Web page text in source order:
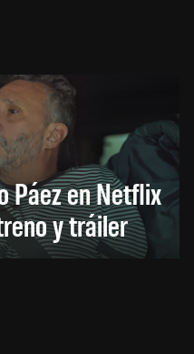
Páez en Netflix
y tráiler